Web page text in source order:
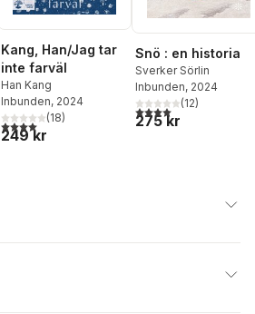
Kang, Han/Jag tar
inte farväl
Han Kang
Inbunden, 2024
4,0utav 5 stjärnor. Totalt antal röster:
(18)
249 kr
Snö : en historia
Sverker Sörlin
Inbunden, 2024
4,0utav 5 stjärnor.
(12)
275 kr